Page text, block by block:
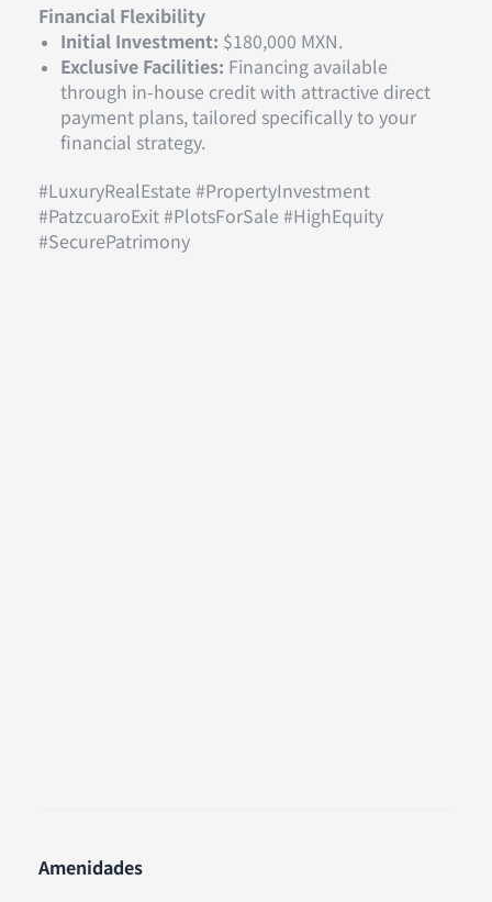
Financial Flexibility
Initial Investment: $180,000 MXN.
Exclusive Facilities: Financing available
through in-house credit with attractive direct
payment plans, tailored specifically to your
financial strategy.
#LuxuryRealEstate #PropertyInvestment
#PatzcuaroExit #PlotsForSale #HighEquity
#SecurePatrimony
Amenidades